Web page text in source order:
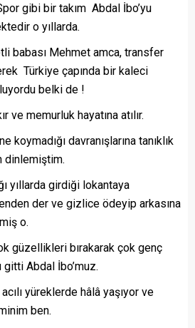
gibi bir takım Abdal İbo’yu
o yıllarda.
babası Mehmet amca, transfer
Türkiye çapında bir kaleci
belki de !
ve memurluk hayatına atılır.
koymadığı davranışlarına tanıklık
dinlemiştim.
yıllarda girdiği lokantaya
der ve gizlice ödeyip arkasına
o.
güzellikleri bırakarak çok genç
Abdal İbo’muz.
yüreklerde hâlâ yaşıyor ve
ben.